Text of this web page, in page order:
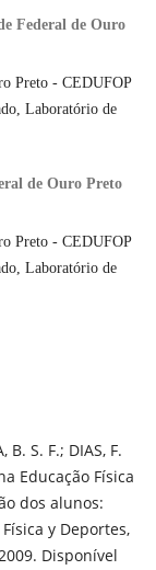
Federal de Ouro
Preto - CEDUFOP
Laboratório de
de Ouro Preto
Preto - CEDUFOP
Laboratório de
B. S. F.; DIAS, F.
Educação Física
dos alunos:
y Deportes,
Disponível